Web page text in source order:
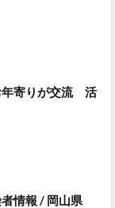
年寄りが交流 活
情報 / 岡山県